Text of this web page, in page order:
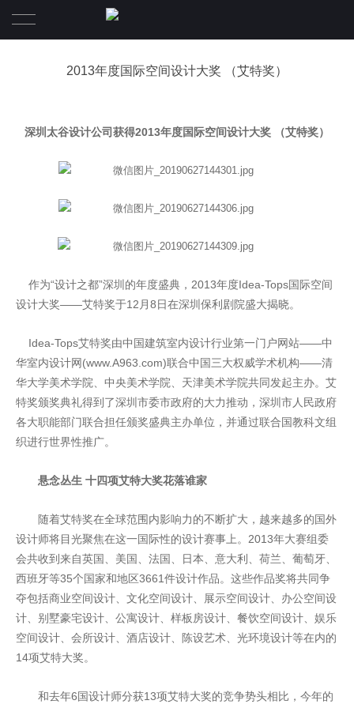
2013年度国际空间设计大奖 （艾特奖）
深圳太谷设计公司获得2013年度国际空间设计大奖 （艾特奖）
作为“设计之都”深圳的年度盛典，2013年度Idea-Tops国际空间
设计大奖——艾特奖于12月8日在深圳保利剧院盛大揭晓。
Idea-Tops艾特奖由中国建筑室内设计行业第一门户网站——中
华室内设计网(www.A963.com)联合中国三大权威学术机构——清
华大学美术学院、中央美术学院、天津美术学院共同发起主办。艾
特奖颁奖典礼得到了深圳市委市政府的大力推动，深圳市人民政府
各大职能部门联合担任颁奖盛典主办单位，并通过联合国教科文组
织进行世界性推广。
悬念丛生 十四项艾特大奖花落谁家
随着艾特奖在全球范围内影响力的不断扩大，越来越多的国外
设计师将目光聚焦在这一国际性的设计赛事上。2013年大赛组委
会共收到来自英国、美国、法国、日本、意大利、荷兰、葡萄牙、
西班牙等35个国家和地区3661件设计作品。这些作品奖将共同争
夺包括商业空间设计、文化空间设计、展示空间设计、办公空间设
计、别墅豪宅设计、公寓设计、样板房设计、餐饮空间设计、娱乐
空间设计、会所设计、酒店设计、陈设艺术、光环境设计等在内的
14项艾特大奖。
和去年6国设计师分获13项艾特大奖的竞争势头相比，今年的
关于